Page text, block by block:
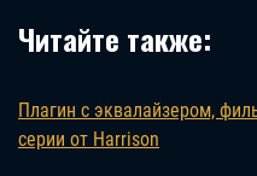
Читайте также:
Плагин с эквалайзером,
серии от Harrison